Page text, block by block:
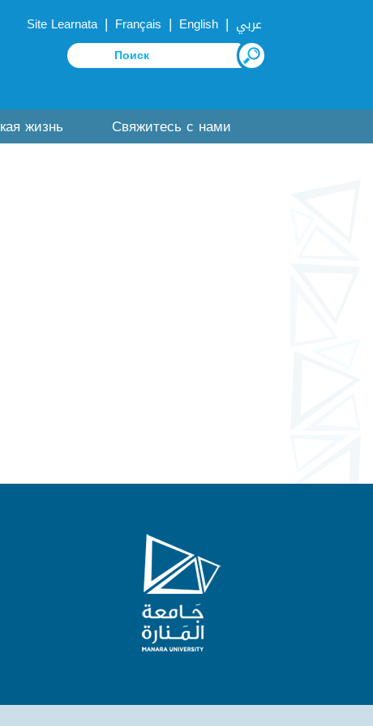
Site Learnata | Français | English | عربي
жизнь Свяжитесь с нами